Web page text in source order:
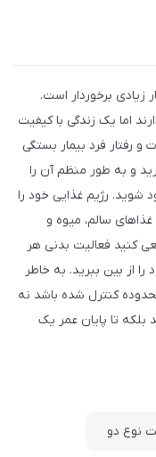
زیادی برخوردار است.
اما یک زندگی با کیفیت
و رفتار فرد بیمار بستگی
و به طور منظم آن را
شوید. رژیم غذایی خود را
سالم، میوه و
کنید فعالیت بدنی هر
از بین ببرید. به خاطر
کنترل شده باشد نه
تا پایان عمر یک
نوع دو